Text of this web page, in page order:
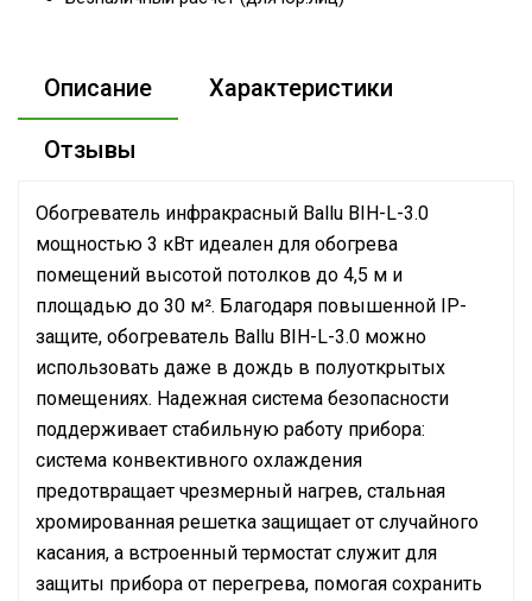
Описание Характеристики
Отзывы
Обогреватель инфракрасный Ballu BIH-L-3.0
мощностью 3 кВт идеален для обогрева
помещений высотой потолков до 4,5 м и
площадью до 30 м². Благодаря повышенной IP-
защите, обогреватель Ballu BIH-L-3.0 можно
использовать даже в дождь в полуоткрытых
помещениях. Надежная система безопасности
поддерживает стабильную работу прибора:
система конвективного охлаждения
предотвращает чрезмерный нагрев, стальная
хромированная решетка защищает от случайного
касания, а встроенный термостат служит для
защиты прибора от перегрева, помогая сохранить